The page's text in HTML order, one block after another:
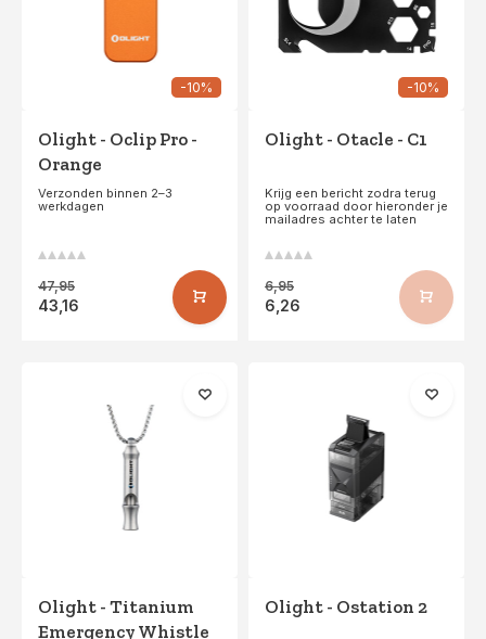
-10%
Olight - Oclip Pro -
Orange
Verzonden binnen 2–3
werkdagen
47,95
43,16
-10%
Olight - Otacle - C1
Krijg een bericht zodra terug
op voorraad door hieronder je
mailadres achter te laten
6,95
6,26
Olight - Titanium
Emergency Whistle
Olight - Ostation 2